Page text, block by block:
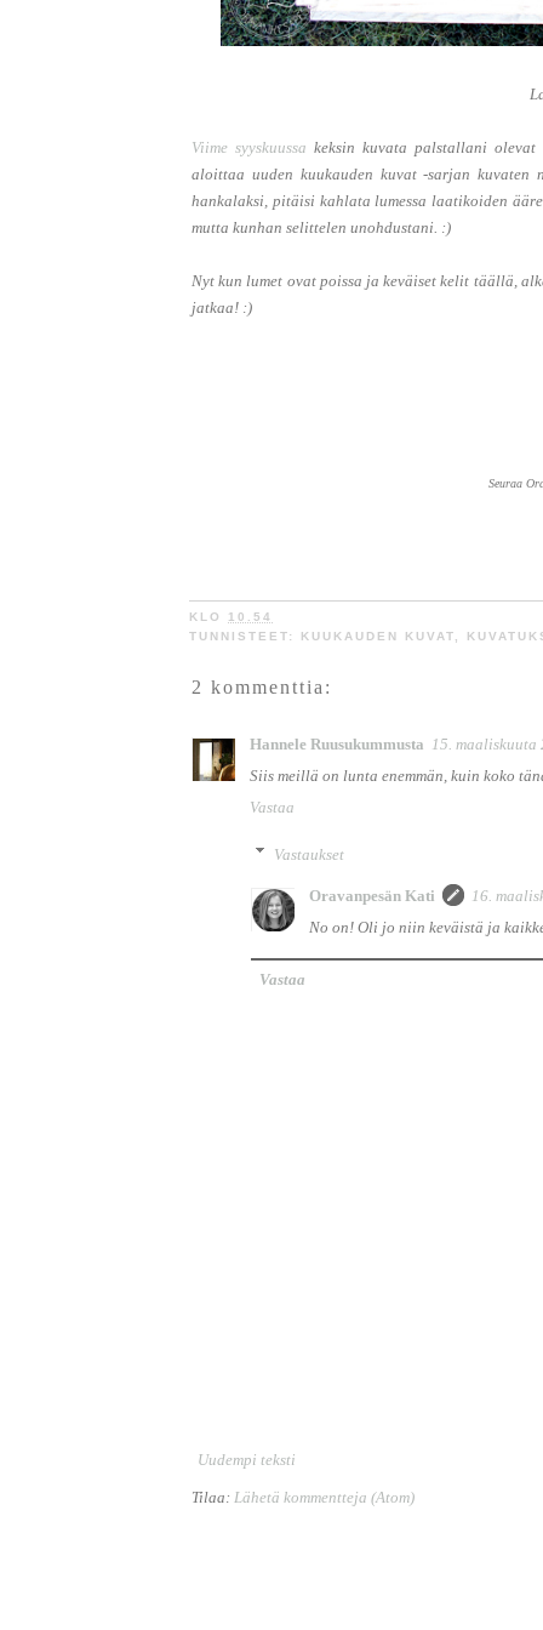
Viime syyskuussa keksin kuvata palstallani
aloittaa uuden kuukauden kuvat -sarjan kuvaten
hankalaksi, pitäisi kahlata lumessa laatikoiden
mutta kunhan selittelen unohdustani. :)
Nyt kun lumet ovat poissa ja keväiset kelit täällä,
jatkaa! :)
Seuraa
KLO 10.54
TUNNISTEET: KUUKAUDEN KUVAT
2 kommenttia:
Hannele Ruusukummusta 15. maaliskuuta
Siis meillä on lunta enemmän, kuin koko
Vastaa
Vastaukset
Oravanpesän Kati
16.
No on! Oli jo niin keväistä ja
Vastaa
Uudempi teksti
Tilaa: Lähetä kommentteja (Atom)